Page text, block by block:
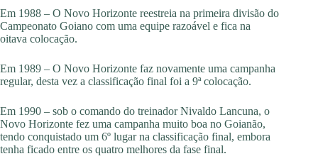
Em 1988 – O Novo Horizonte reestreia na primeira divisão do
Campeonato Goiano com uma equipe razoável e fica na
oitava colocação.
Em 1989 – O Novo Horizonte faz novamente uma campanha
regular, desta vez a classificação final foi a 9ª colocação.
Em 1990 – sob o comando do treinador Nivaldo Lancuna, o
Novo Horizonte fez uma campanha muito boa no Goianão,
tendo conquistado um 6º lugar na classificação final, embora
tenha ficado entre os quatro melhores da fase final.